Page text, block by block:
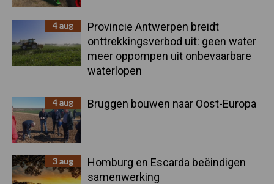
4 aug
Provincie Antwerpen breidt
onttrekkingsverbod uit: geen water
meer oppompen uit onbevaarbare
waterlopen
4 aug Bruggen bouwen naar Oost-Europa
3 aug
Homburg en Escarda beëindigen
samenwerking